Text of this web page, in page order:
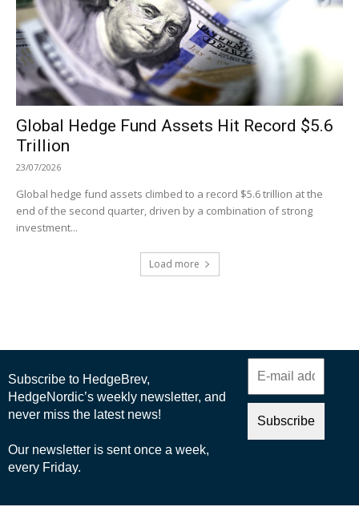
Global Hedge Fund Assets Hit Record $5.6
Trillion
23/07/2026
Global hedge fund assets climbed to a record $5.6 trillion at the
end of the second quarter, driven by a combination of strong
investment...
Load more